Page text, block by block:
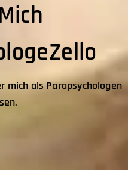
mich als Parapsychologen